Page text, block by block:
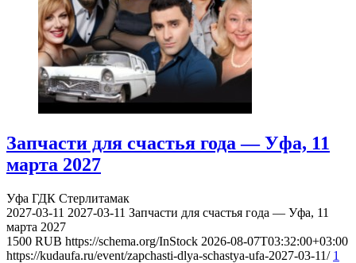
Запчасти для счастья года — Уфа, 11
марта 2027
Уфа ГДК Стерлитамак
2027-03-11 2027-03-11 Запчасти для счастья года — Уфа, 11
марта 2027
1500 RUB https://schema.org/InStock 2026-08-07T03:32:00+03:00
https://kudaufa.ru/event/zapchasti-dlya-schastya-ufa-2027-03-11/ 1